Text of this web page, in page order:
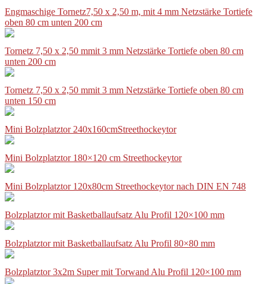
Engmaschige Tornetz7,50 x 2,50 m, mit 4 mm Netzstärke Tortiefe
oben 80 cm unten 200 cm
Tornetz 7,50 x 2,50 mmit 3 mm Netzstärke Tortiefe oben 80 cm
unten 200 cm
Tornetz 7,50 x 2,50 mmit 3 mm Netzstärke Tortiefe oben 80 cm
unten 150 cm
Mini Bolzplatztor 240x160cmStreethockeytor
Mini Bolzplatztor 180×120 cm Streethockeytor
Mini Bolzplatztor 120x80cm Streethockeytor nach DIN EN 748
Bolzplatztor mit Basketballaufsatz Alu Profil 120×100 mm
Bolzplatztor mit Basketballaufsatz Alu Profil 80×80 mm
Bolzplatztor 3x2m Super mit Torwand Alu Profil 120×100 mm